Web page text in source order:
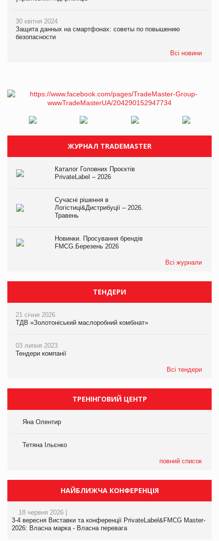
30 квітня 2024
Защита данных на смартфонах: советы по повышению
безопасности
Всі новини
ЖУРНАЛ TRADEMASTER
Каталог Головних Проєктів
PrivateLabel – 2026
Сучасні рішення в
Логістиці&Дистрибуції – 2026.
Травень
Новинки. Просування брендів
FMCG.Березень 2026
Всі журнали
ТЕНДЕРИ
21 січня 2026
ТДВ «Золотоніський маслоробний комбінат»
03 липня 2023
Тендери компанії
Всі тендери
ТРЕНІНГОВИЙ ЦЕНТР
Яна Олентир
Тетяна Ільєнко
повний список
НАЙБЛИЖЧА КОНФЕРЕНЦІЯ
18 червня 2026 |
3-4 вересня Виставки та конференції PrivateLabel&FMCG Master-
2026: Власна марка - Власна перевага